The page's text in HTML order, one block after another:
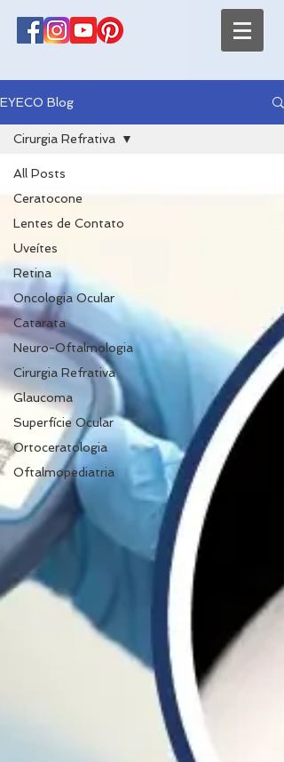
EYECO Blog
All Posts
Ceratocone
Lentes de Contato
Uveítes
Retina
Oncologia Ocular
Catarata
Neuro-Oftalmologia
Cirurgia Refrativa
Glaucoma
Superfície Ocular
Ortoceratologia
Oftalmopediatria
Cirurgia Refrativa